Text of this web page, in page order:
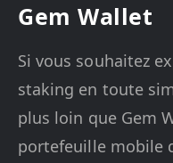
Gem Wallet
Si vous souhaitez
staking en toute
plus loin que Gem
portefeuille mobile